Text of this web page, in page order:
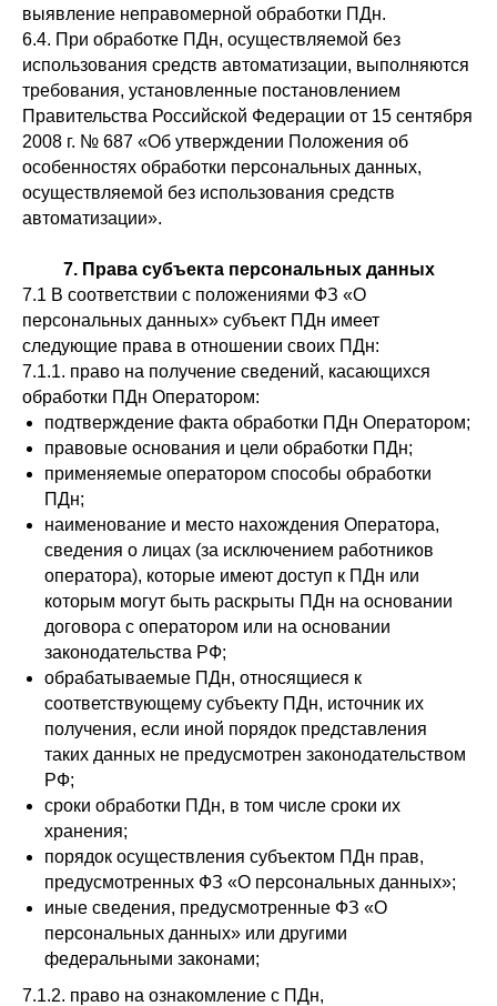
выявление неправомерной обработки ПДн.
6.4. При обработке ПДн, осуществляемой без
использования средств автоматизации, выполняются
требования, установленные постановлением
Правительства Российской Федерации от 15 сентября
2008 г. № 687 «Об утверждении Положения об
особенностях обработки персональных данных,
осуществляемой без использования средств
автоматизации».
7. Права субъекта персональных данных
7.1 В соответствии с положениями ФЗ «О
персональных данных» субъект ПДн имеет
следующие права в отношении своих ПДн:
7.1.1. право на получение сведений, касающихся
обработки ПДн Оператором:
подтверждение факта обработки ПДн Оператором;
правовые основания и цели обработки ПДн;
применяемые оператором способы обработки
ПДн;
наименование и место нахождения Оператора,
сведения о лицах (за исключением работников
оператора), которые имеют доступ к ПДн или
которым могут быть раскрыты ПДн на основании
договора с оператором или на основании
законодательства РФ;
обрабатываемые ПДн, относящиеся к
соответствующему субъекту ПДн, источник их
получения, если иной порядок представления
таких данных не предусмотрен законодательством
РФ;
сроки обработки ПДн, в том числе сроки их
хранения;
порядок осуществления субъектом ПДн прав,
предусмотренных ФЗ «О персональных данных»;
иные сведения, предусмотренные ФЗ «О
персональных данных» или другими
федеральными законами;
7.1.2. право на ознакомление с ПДн,